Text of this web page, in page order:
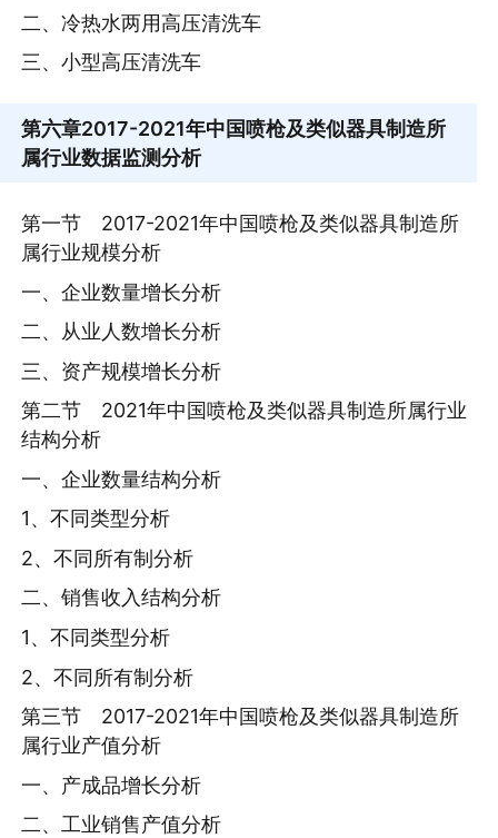
二、冷热水两用高压清洗车
三、小型高压清洗车
第六章2017-2021年中国喷枪及类似器具制造所
属行业数据监测分析
第一节 2017-2021年中国喷枪及类似器具制造所
属行业规模分析
一、企业数量增长分析
二、从业人数增长分析
三、资产规模增长分析
第二节 2021年中国喷枪及类似器具制造所属行业
结构分析
一、企业数量结构分析
1、不同类型分析
2、不同所有制分析
二、销售收入结构分析
1、不同类型分析
2、不同所有制分析
第三节 2017-2021年中国喷枪及类似器具制造所
属行业产值分析
一、产成品增长分析
二、工业销售产值分析